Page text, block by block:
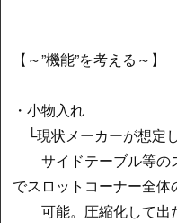
【～”機能”を考える～】
・小物入れ
└現状メーカーが想定
サイドテーブル等の
でスロットコーナー全体
可能。圧縮化して出